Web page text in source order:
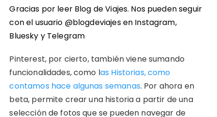
Gracias por leer Blog de Viajes. Nos pueden seguir
con el usuario @blogdeviajes en Instagram,
Bluesky y Telegram
Pinterest, por cierto, también viene sumando
funcionalidades, como las Historias, como
contamos hace algunas semanas. Por ahora en
beta, permite crear una historia a partir de una
selección de fotos que se pueden navegar de